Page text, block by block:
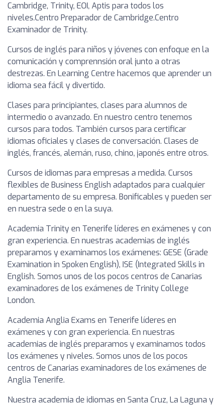
Cambridge, Trinity, EOI, Aptis para todos los
niveles.Centro Preparador de Cambridge.Centro
Examinador de Trinity.
Cursos de inglés para niños y jóvenes con enfoque en la
comunicación y comprennsión oral junto a otras
destrezas. En Learning Centre hacemos que aprender un
idioma sea fácil y divertido.
Clases para principiantes, clases para alumnos de
intermedio o avanzado. En nuestro centro tenemos
cursos para todos. También cursos para certificar
idiomas oficiales y clases de conversación. Clases de
inglés, francés, alemán, ruso, chino, japonés entre otros.
Cursos de idiomas para empresas a medida. Cursos
flexibles de Business English adaptados para cualquier
departamento de su empresa. Bonificables y pueden ser
en nuestra sede o en la suya.
Academia Trinity en Tenerife líderes en exámenes y con
gran experiencia. En nuestras academias de inglés
preparamos y examinamos los exámenes: GESE (Grade
Examination in Spoken English), ISE (Integrated Skills in
English. Somos unos de los pocos centros de Canarias
examinadores de los exámenes de Trinity College
London.
Academia Anglia Exams en Tenerife líderes en
exámenes y con gran experiencia. En nuestras
academias de inglés preparamos y examinamos todos
los exámenes y niveles. Somos unos de los pocos
centros de Canarias examinadores de los exámenes de
Anglia Tenerife.
Nuestra academia de idiomas en Santa Cruz, La Laguna y